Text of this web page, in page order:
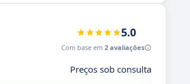
5.0
Com base em 2 avaliações
Preços sob consulta